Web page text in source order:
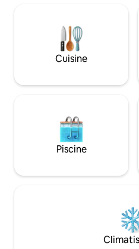
une carte artistique de 6
guider vos aventures. Que vous
recherchiez du plaisir en
voyage paisible en solo ou que
c'est un endroit pour créer
Cuisine
Piscine